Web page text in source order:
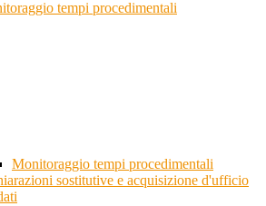
tempi procedimentali
Monitoraggio tempi procedimentali
sostitutive e acquisizione d'ufficio